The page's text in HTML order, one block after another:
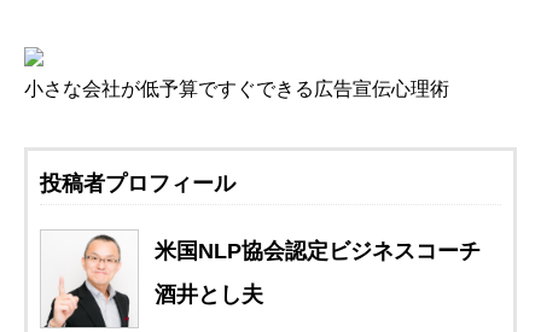
小さな会社が低予算ですぐできる広告宣伝心理術
投稿者プロフィール
米国NLP協会認定ビジネスコーチ
酒井とし夫